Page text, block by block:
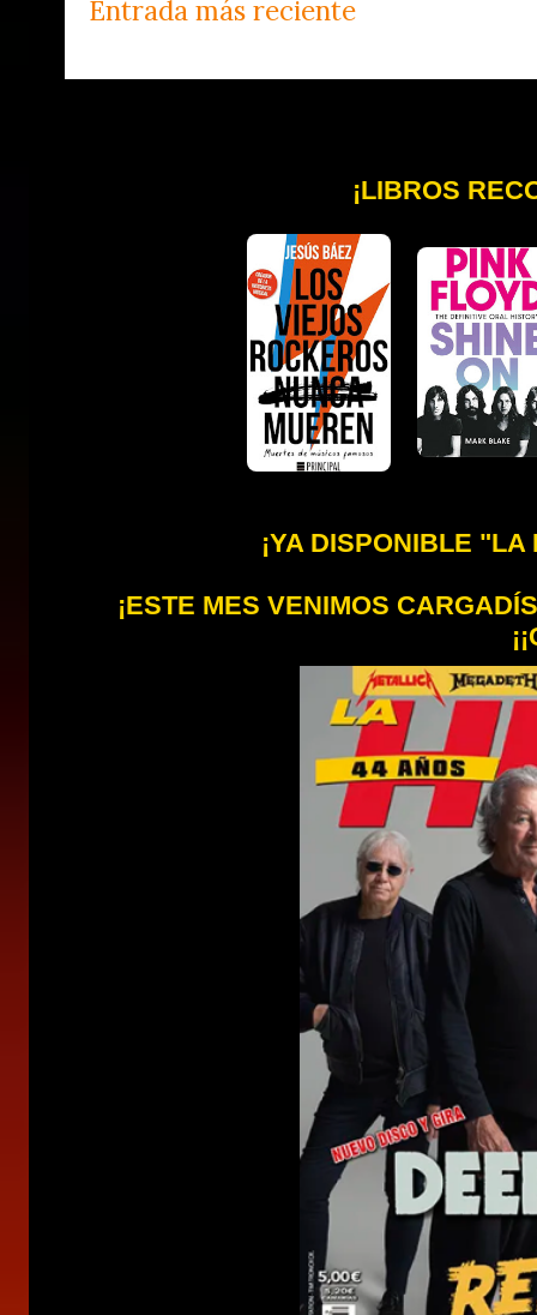
Entrada más reciente
¡LIBROS
¡YA DISPONIBLE
¡ESTE MES VENIMOS